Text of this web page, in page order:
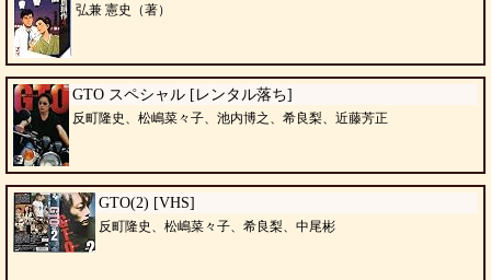
弘兼 憲史（著）
GTO スペシャル [レンタル落ち]
反町隆史、松嶋菜々子、池内博之、希良梨、近藤芳正
GTO(2) [VHS]
反町隆史、松嶋菜々子、希良梨、中尾彬